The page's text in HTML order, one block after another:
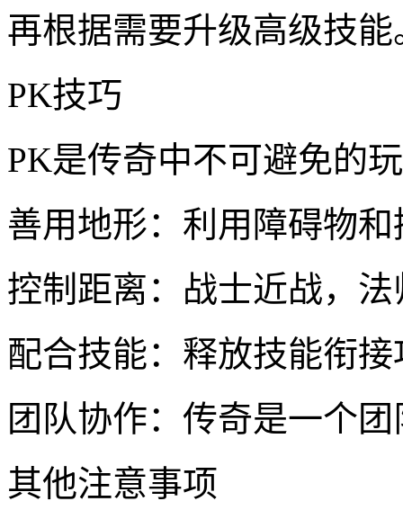
再根据需要升级高级技能
PK技巧
PK是传奇中不可避免的
善用地形：利用障碍物
控制距离：战士近战，
配合技能：释放技能衔
团队协作：传奇是一个
其他注意事项